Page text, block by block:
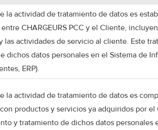
la actividad de tratamiento de datos es
CHARGEURS PCC y el Cliente,
las actividades de servicio al cliente. Este
dichos datos personales en el Sistema de
ERP).
la actividad de tratamiento de datos es
productos y servicios ya adquiridos por
y tratamiento de dichos datos personales